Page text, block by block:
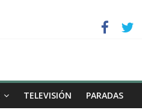
TELEVISIÓN PARADAS